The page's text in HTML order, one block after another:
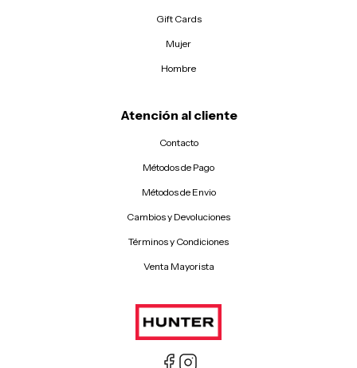
Gift Cards
Mujer
Hombre
Atención al cliente
Contacto
Métodos de Pago
Métodos de Envio
Cambios y Devoluciones
Términos y Condiciones
Venta Mayorista